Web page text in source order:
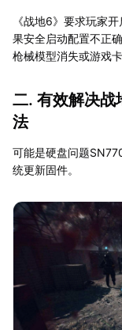
《战地6》要求玩家
果安全启动配置不正
枪械模型消失或游戏卡
二. 有效解决战
法
可能是硬盘问题
统更新固件。